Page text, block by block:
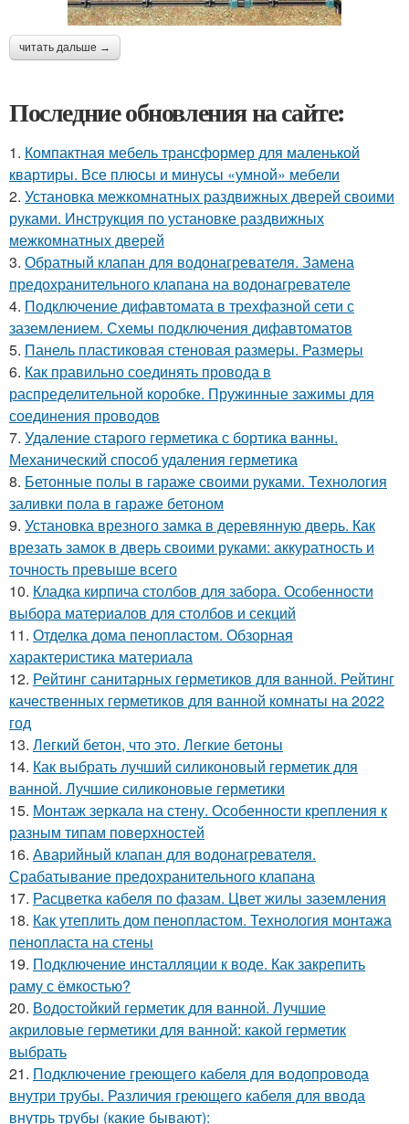
читать дальше →
Последние обновления на сайте:
1. Компактная мебель трансформер для маленькой
квартиры. Все плюсы и минусы «умной» мебели
2. Установка межкомнатных раздвижных дверей своими
руками. Инструкция по установке раздвижных
межкомнатных дверей
3. Обратный клапан для водонагревателя. Замена
предохранительного клапана на водонагревателе
4. Подключение дифавтомата в трехфазной сети с
заземлением. Схемы подключения дифавтоматов
5. Панель пластиковая стеновая размеры. Размеры
6. Как правильно соединять провода в
распределительной коробке. Пружинные зажимы для
соединения проводов
7. Удаление старого герметика с бортика ванны.
Механический способ удаления герметика
8. Бетонные полы в гараже своими руками. Технология
заливки пола в гараже бетоном
9. Установка врезного замка в деревянную дверь. Как
врезать замок в дверь своими руками: аккуратность и
точность превыше всего
10. Кладка кирпича столбов для забора. Особенности
выбора материалов для столбов и секций
11. Отделка дома пенопластом. Обзорная
характеристика материала
12. Рейтинг санитарных герметиков для ванной. Рейтинг
качественных герметиков для ванной комнаты на 2022
год
13. Легкий бетон, что это. Легкие бетоны
14. Как выбрать лучший силиконовый герметик для
ванной. Лучшие силиконовые герметики
15. Монтаж зеркала на стену. Особенности крепления к
разным типам поверхностей
16. Аварийный клапан для водонагревателя.
Срабатывание предохранительного клапана
17. Расцветка кабеля по фазам. Цвет жилы заземления
18. Как утеплить дом пенопластом. Технология монтажа
пенопласта на стены
19. Подключение инсталляции к воде. Как закрепить
раму с ёмкостью?
20. Водостойкий герметик для ванной. Лучшие
акриловые герметики для ванной: какой герметик
выбрать
21. Подключение греющего кабеля для водопровода
внутри трубы. Различия греющего кабеля для ввода
внутрь трубы (какие бывают):